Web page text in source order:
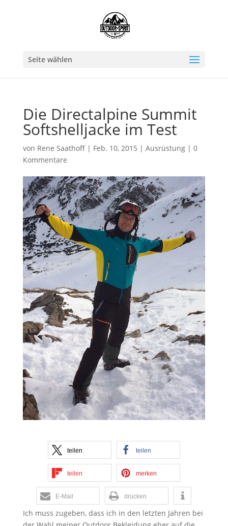
Seite wählen
Die Directalpine Summit
Softshelljacke im Test
von Rene Saathoff| Feb. 10, 2015 | Ausrüstung| 0
Kommentare
teilen teilen
teilen merken
E-Mail drucken
Ich muss zugeben, dass ich in den letzten Jahren bei